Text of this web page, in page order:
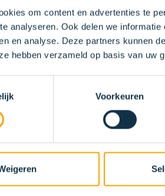
om content en advertenties te
analyseren. Ook delen we
en analyse. Deze partners kunnen
hebben verzameld op basis van uw
Voorkeuren